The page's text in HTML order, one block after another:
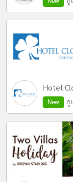
Hotel
New ภู